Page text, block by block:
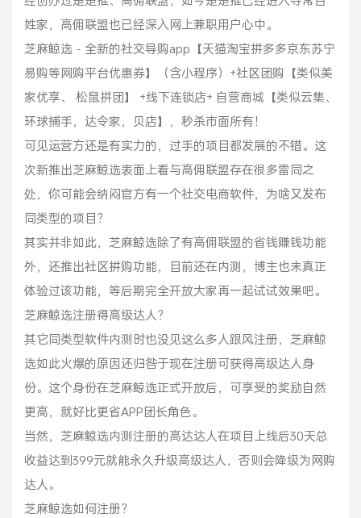
姓家，高佣联盟也已经深入网上兼职用户心中。
芝麻鲸选－全新的社交导购app【天猫淘宝拼多多京东苏宁
易购等网购平台优惠券】（含小程序）+社区团购【类似美
家优享、 松鼠拼团】 +线下连锁店+ 自营商城【类似云集、
环球捕手，达令家，贝店】，秒杀市面所有！
可见运营方还是有实力的，过手的项目都发展的不错。这
次新推出芝麻鲸选表面上看与高佣联盟存在很多雷同之
处，你可能会纳闷官方有一个社交电商软件，为啥又发布
同类型的项目？
其实并非如此，芝麻鲸选除了有高佣联盟的省钱赚钱功能
外，还推出社区拼购功能，目前还在内测，博主也未真正
体验过该功能，等后期完全开放大家再一起试试效果吧。
芝麻鲸选注册得高级达人？
其它同类型软件内测时也没见这么多人跟风注册，芝麻鲸
选如此火爆的原因还归咎于现在注册可获得高级达人身
份。这个身份在芝麻鲸选正式开放后，可享受的奖励自然
更高，就好比更省APP团长角色。
当然，芝麻鲸选内测注册的高达达人在项目上线后30天总
收益达到399元就能永久升级高级达人，否则会降级为网购
达人。
芝麻鲸选如何注册？